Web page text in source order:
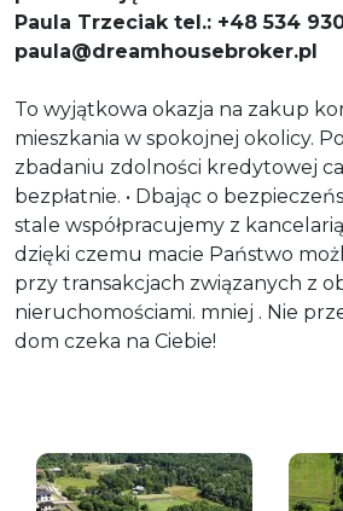
Paula Trzeciak tel.: +48 534
paula@dreamhousebroker.pl
To wyjątkowa okazja na zakup
mieszkania w spokojnej okolicy.
zbadaniu zdolności kredytowej
bezpłatnie. • Dbając o
stale współpracujemy z
dzięki czemu macie Państwo
przy transakcjach związanych z
nieruchomościami. mniej . Nie
dom czeka na Ciebie!